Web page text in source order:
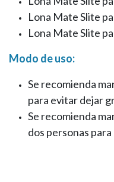
Lona Mate Slite
Lona Mate Slite
Modo de uso:
Se recomienda
para evitar dejar
Se recomienda
dos personas